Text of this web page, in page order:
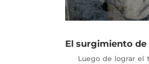
El surgimiento de
Luego de lograr el